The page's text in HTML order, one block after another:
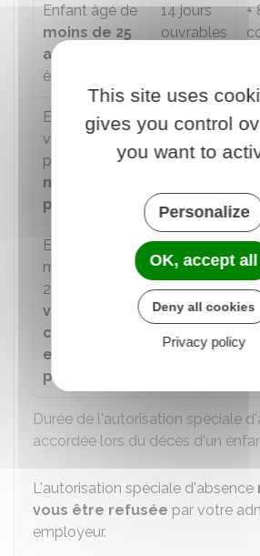
Durée de l'autorisation spéciale
accordée lors du décès d'un
Enfant âgé de
moins de 25
ans
êtes le parent
14 jours
ouvrables
+
Enfant dont
vous êtes le
parent et
lui-
même
parent
Enfant de
moins de
25 ans
vous aviez la
charge
effective et
permanente
L'autorisation spéciale d'absence
vous être refusée par votre
employeur.
This site uses
gives you control
you want to
Personalize
OK, accept all
Deny all cookies
Privacy policy